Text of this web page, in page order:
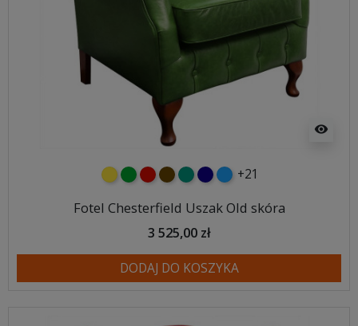
visibility
żółtyzielonyczerwony
czekoladowy
turkusowy
granatowy
niebieski
+21
Fotel Chesterfield Uszak Old skóra
3 525,00 zł
DODAJ DO KOSZYKA